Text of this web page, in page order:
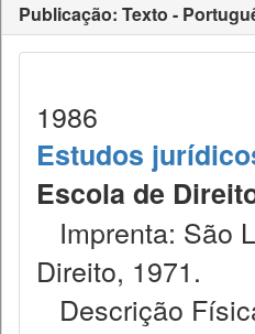
Publicação: Texto -
1986
Estudos
Escola de
Imprenta: São
Direito, 1971.
Descrição